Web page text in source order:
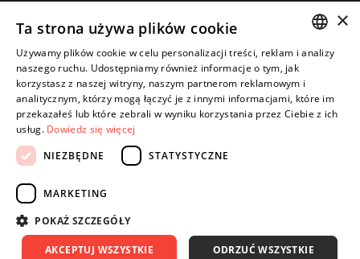
kontakt@im-narzedzia.pl
INFORMACJE
OFERTA
MOJE KONTO
OBSERWUJ NAS
Copyright 2026: IM Kraków Created by: Waynet
ENGLISH
×
Ta strona używa plików cookie
Używamy plików cookie w celu personalizacji treści, reklam i analizy
naszego ruchu. Udostępniamy również informacje o tym, jak
korzystasz z naszej witryny, naszym partnerom reklamowym i
analitycznym, którzy mogą łączyć je z innymi informacjami, które im
przekazałeś lub które zebrali w wyniku korzystania przez Ciebie z ich
usług. Dowiedz się więcej
NIEZBĘDNE
STATYSTYCZNE
MARKETING
POKAŻ SZCZEGÓŁY
AKCEPTUJ WSZYSTKIE ODRZUĆ WSZYSTKIE